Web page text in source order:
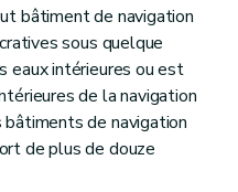
bâtiment de navigation
sous quelque
eaux intérieures ou est
de la navigation
bâtiments de navigation
de plus de douze